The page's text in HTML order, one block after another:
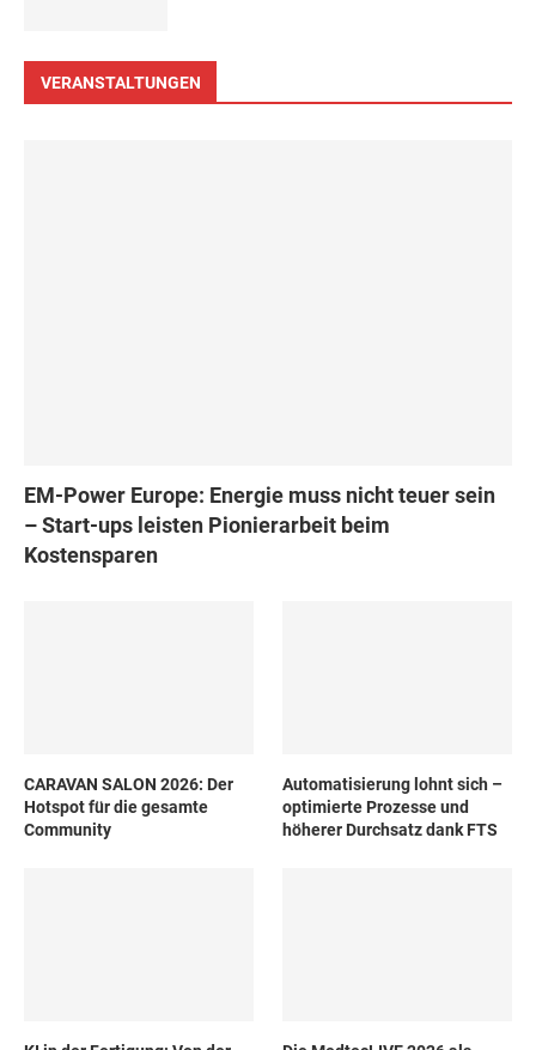
VERANSTALTUNGEN
EM-Power Europe: Energie muss nicht teuer sein
– Start-ups leisten Pionierarbeit beim
Kostensparen
CARAVAN SALON 2026: Der
Hotspot für die gesamte
Community
Automatisierung lohnt sich –
optimierte Prozesse und
höherer Durchsatz dank FTS